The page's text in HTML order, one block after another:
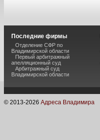
Последние фирмы
Отделение СФР по
Владимирской области
Первый арбитражный
апелляционный суд
Арбитражный суд
Владимирской области
© 2013-2026 Адреса Владимира